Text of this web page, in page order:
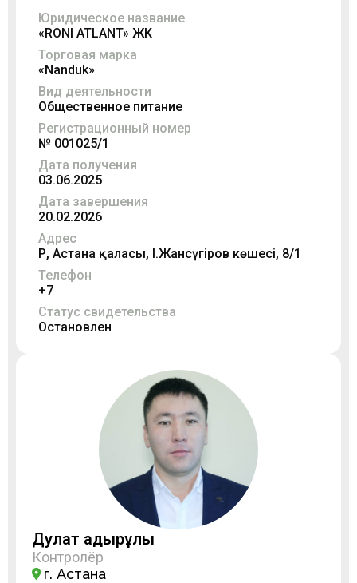
Юридическое название
«RONI ATLANT» ЖК
Торговая марка
«Nanduk»
Вид деятельности
Общественное питание
Регистрационный номер
№ 001025/1
Дата получения
03.06.2025
Дата завершения
20.02.2026
Адрес
ҚР, Астана қаласы, І.Жансүгіров көшесі, 8/1
Телефон
+7
Статус свидетельства
Остановлен
Дулат Қадырұлы
Контролёр
г. Астана